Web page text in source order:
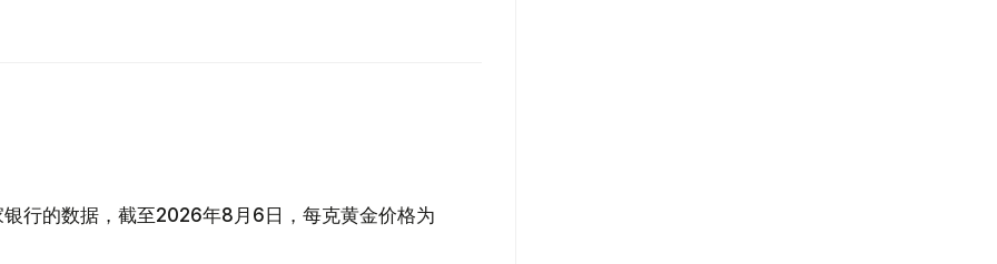
银行的数据，截至2026年8月6日，每克黄金价格为